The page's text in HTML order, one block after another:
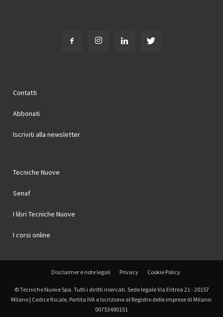
Contatti
Abbonati
Iscriviti alla newsletter
Tecniche Nuove
Senaf
I libri Tecniche Nuove
I corsi online
Disclaimer e note legali Privacy Cookie Policy
© Tecniche Nuove Spa. Tutti i diritti riservati. Sede legale Via Eritrea 21 - 20157
Milano | Codice fiscale, Partita IVA e Iscrizione al Registro delle imprese di Milano:
00753480151